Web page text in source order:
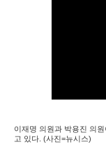
이재명 의원과 박용진 의
고 있다. (사진=뉴시스)